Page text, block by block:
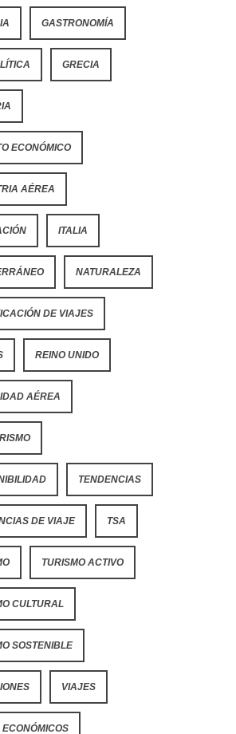
GASTRONOMÍA
GRECIA
ECONÓMICO
AÉREA
ITALIA
NATURALEZA
DE VIAJES
REINO UNIDO
AÉREA
TENDENCIAS
DE VIAJE TSA
TURISMO ACTIVO
CULTURAL
SOSTENIBLE
VIAJES